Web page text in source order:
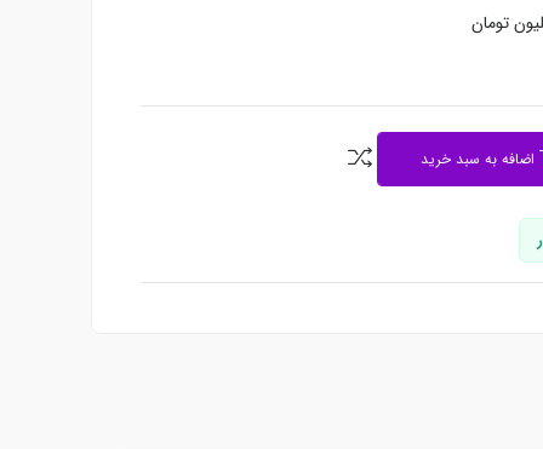
اضافه به سبد خرید